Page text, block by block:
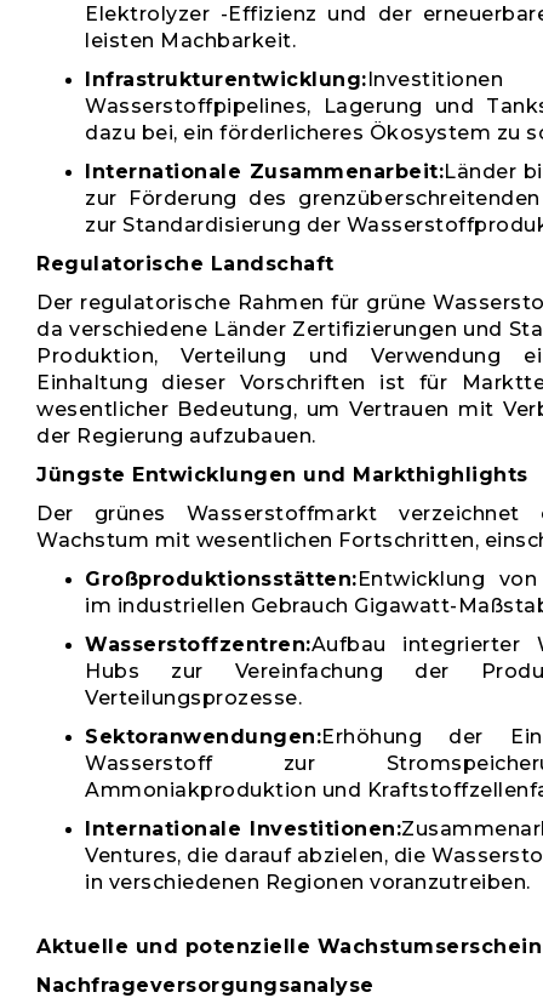
Elektrolyzer -Effizienz und der
leisten Machbarkeit.
Infrastrukturentwicklung:
Wasserstoffpipelines, Lagerung und
dazu bei, ein förderlicheres Ökosystem zu
Internationale Zusammenarbeit:Länder
zur Förderung des
zur Standardisierung der
Regulatorische Landschaft
Der regulatorische Rahmen für grüne
da verschiedene Länder Zertifizierungen und
Produktion, Verteilung und Verwendung
Einhaltung dieser Vorschriften ist für
wesentlicher Bedeutung, um Vertrauen mit
der Regierung aufzubauen.
Jüngste Entwicklungen und Markthighlights
Der grünes Wasserstoffmarkt verzeichnet
Wachstum mit wesentlichen Fortschritten,
Großproduktionsstätten:Entwicklung
im industriellen Gebrauch Gigawatt-
Wasserstoffzentren:Aufbau integrierter
Hubs zur Vereinfachung der
Verteilungsprozesse.
Sektoranwendungen:Erhöhung der
Wasserstoff zur
Ammoniakproduktion und
Internationale Investitionen:
Ventures, die darauf abzielen, die
in verschiedenen Regionen voranzutreiben.
Aktuelle und potenzielle
Nachfrageversorgungsanalyse